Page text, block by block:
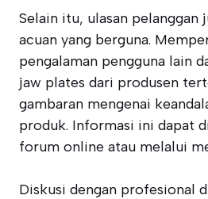
Selain itu, ulasan pelanggan
acuan yang berguna.
pengalaman pengguna lain
jaw plates dari produsen
gambaran mengenai
produk. Informasi ini dapat
forum online atau melalui
Diskusi dengan profesional